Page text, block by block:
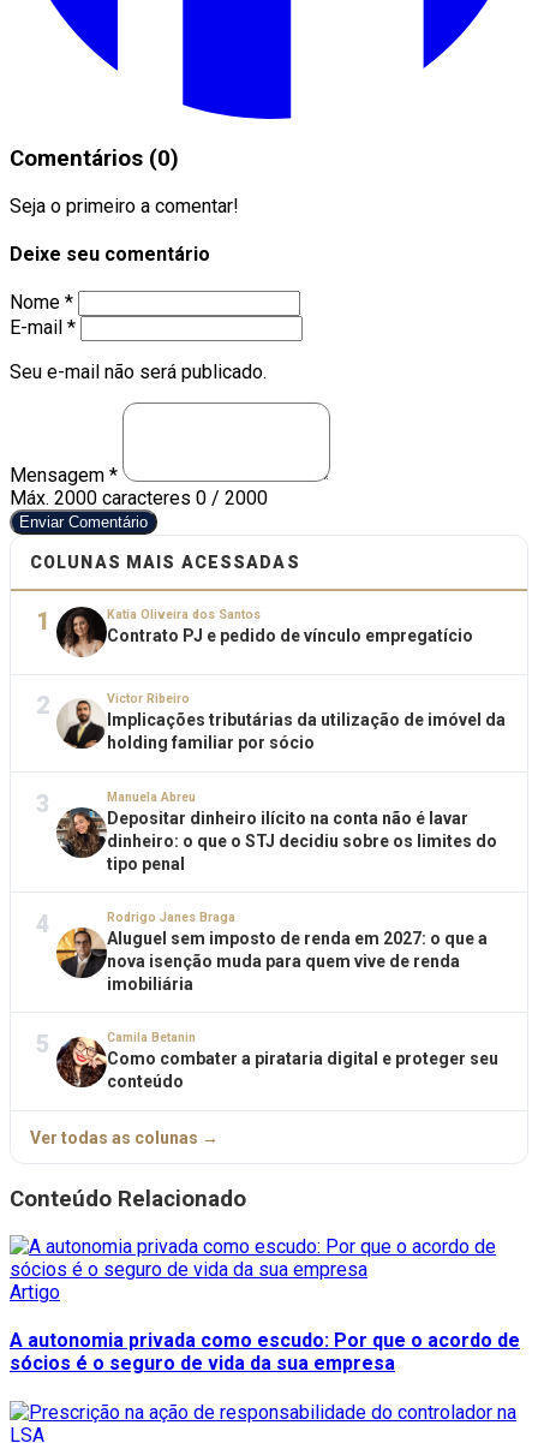
Comentários (0)
Seja o primeiro a comentar!
Deixe seu comentário
Nome *
E-mail *
Seu e-mail não será publicado.
Mensagem *
Máx. 2000 caracteres 0 / 2000
Enviar Comentário
COLUNAS MAIS ACESSADAS
1 Katia Oliveira dos Santos
Contrato PJ e pedido de vínculo empregatício
2 Victor Ribeiro
Implicações tributárias da utilização de imóvel da
holding familiar por sócio
3 Manuela Abreu
Depositar dinheiro ilícito na conta não é lavar
dinheiro: o que o STJ decidiu sobre os limites do
tipo penal
4 Rodrigo Janes Braga
Aluguel sem imposto de renda em 2027: o que a
nova isenção muda para quem vive de renda
imobiliária
5 Camila Betanin
Como combater a pirataria digital e proteger seu
conteúdo
Ver todas as colunas →
Conteúdo Relacionado
Artigo
A autonomia privada como escudo: Por que o acordo de
sócios é o seguro de vida da sua empresa